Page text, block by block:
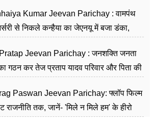
Kumar Jeevan Parichay : वामपंथ
से निकले कन्हैया का जेएनयू में बजा डंका,
Jeevan Parichay : जनशक्ति जनता
गठन कर तेज प्रताप यादव परिवार और पिता की
Paswan Jeevan Parichay: फ्लॉप फिल्म
राजनीति तक, जानें- 'मिले न मिले हम' के हीरो